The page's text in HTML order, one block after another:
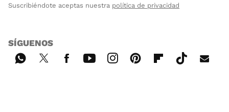
Suscribiéndote aceptas nuestra política de privacidad
SÍGUENOS